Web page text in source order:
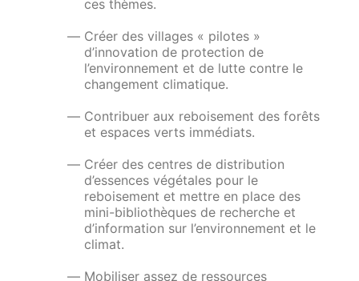
ces thèmes.
Créer des villages « pilotes »
d’innovation de protection de
l’environnement et de lutte contre le
changement climatique.
Contribuer aux reboisement des forêts
et espaces verts immédiats.
Créer des centres de distribution
d’essences végétales pour le
reboisement et mettre en place des
mini-bibliothèques de recherche et
d’information sur l’environnement et le
climat.
Mobiliser assez de ressources